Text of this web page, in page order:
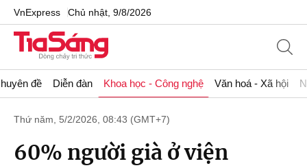
VnExpress Chủ nhật, 9/8/2026
đề Diễn đàn Khoa học - Công nghệ Văn hoá - Xã hội
Thứ năm, 5/2/2026, 08:43 (GMT+7)
60% người già ở viện